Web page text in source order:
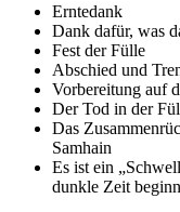
Erntedank
Dank dafür, was
Fest der Fülle
Abschied und
Vorbereitung auf
Der Tod in der
Das
Samhain
Es ist ein
dunkle Zeit